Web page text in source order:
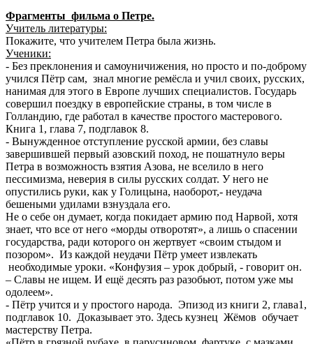
Фрагменты фильма о Петре.
Учитель литературы:
Покажите, что учителем Петра была жизнь.
Ученики:
- Без преклонения и самоуничижения, но просто и по-доброму
учился Пётр сам, знал многие ремёсла и учил своих, русских,
нанимая для этого в Европе лучших специалистов. Государь
совершил поездку в европейские страны, в том числе в
Голландию, где работал в качестве простого мастерового.
Книга 1, глава 7, подглавок 8.
- Вынужденное отступление русской армии, без славы
завершившей первый азовский поход, не пошатнуло веры
Петра в возможность взятия Азова, не вселило в него
пессимизма, неверия в силы русских солдат. У него не
опустились руки, как у Голицына, наоборот,- неудача
бешеными удилами взнуздала его.
Не о себе он думает, когда покидает армию под Нарвой, хотя
знает, что все от него «морды отворотят», а лишь о спасении
государства, ради которого он жертвует «своим стыдом и
позором». Из каждой неудачи Пётр умеет извлекать
необходимые уроки. «Конфузия – урок добрый, - говорит он.
– Славы не ищем. И ещё десять раз разобьют, потом уже мы
одолеем».
- Пётр учится и у простого народа. Эпизод из книги 2, глава1,
подглавок 10. Доказывает это. Здесь кузнец Жёмов обучает
мастерству Петра.